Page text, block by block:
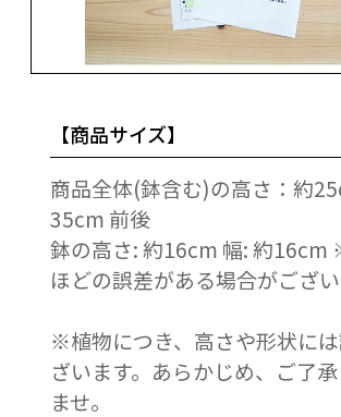
【商品サイズ】
商品全体(鉢含む)の高さ：約
35cm 前後
鉢の高さ: 約16cm 幅: 約
ほどの誤差がある場合がござい
※植物につき、高さや形状に
ざいます。あらかじめ、ご了
ませ。